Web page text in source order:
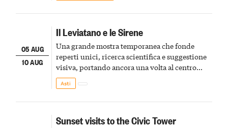
05 AUG
10 AUG
Il Leviatano e le Sirene
Una grande mostra temporanea che fonde
reperti unici, ricerca scientifica e suggestione
visiva, portando ancora una volta al centro
della scena le meraviglie del passato astigiano
Asti
Sunset visits to the Civic Tower